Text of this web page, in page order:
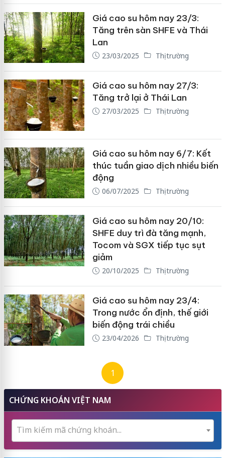
Giá cao su hôm nay 23/3:
Tăng trên sàn SHFE và Thái
Lan
23/03/2025 Thị trường
Giá cao su hôm nay 27/3:
Tăng trở lại ở Thái Lan
27/03/2025 Thị trường
Giá cao su hôm nay 6/7: Kết
thúc tuần giao dịch nhiều biến
động
06/07/2025 Thị trường
Giá cao su hôm nay 20/10:
SHFE duy trì đà tăng mạnh,
Tocom và SGX tiếp tục sụt
giảm
20/10/2025 Thị trường
Giá cao su hôm nay 23/4:
Trong nước ổn định, thế giới
biến động trái chiều
23/04/2026 Thị trường
1
CHỨNG KHOÁN VIỆT NAM
Tìm kiếm mã chứng khoán...